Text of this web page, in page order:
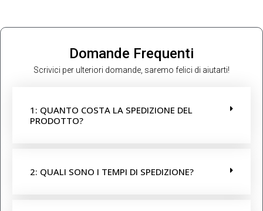
Domande Frequenti
Scrivici per ulteriori domande, saremo felici di aiutarti!
1: QUANTO COSTA LA SPEDIZIONE DEL
PRODOTTO?
2: QUALI SONO I TEMPI DI SPEDIZIONE?